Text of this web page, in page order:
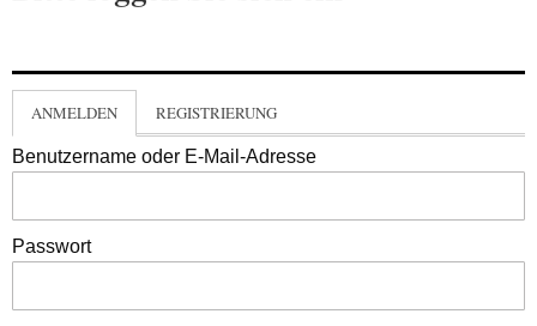
ANMELDEN REGISTRIERUNG
Benutzername oder E-Mail-Adresse
Passwort